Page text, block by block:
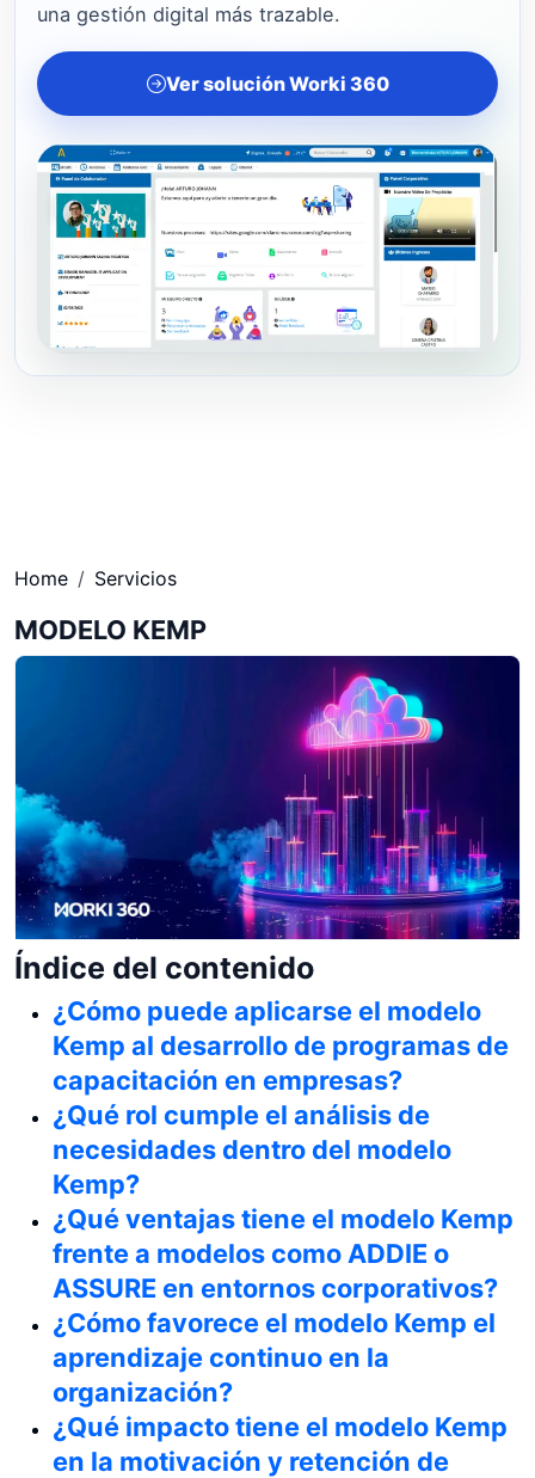
una gestión digital más trazable.
Ver solución Worki 360
Home Servicios
MODELO KEMP
Índice del contenido
¿Cómo puede aplicarse el modelo
Kemp al desarrollo de programas de
capacitación en empresas?
¿Qué rol cumple el análisis de
necesidades dentro del modelo
Kemp?
¿Qué ventajas tiene el modelo Kemp
frente a modelos como ADDIE o
ASSURE en entornos corporativos?
¿Cómo favorece el modelo Kemp el
aprendizaje continuo en la
organización?
¿Qué impacto tiene el modelo Kemp
en la motivación y retención de